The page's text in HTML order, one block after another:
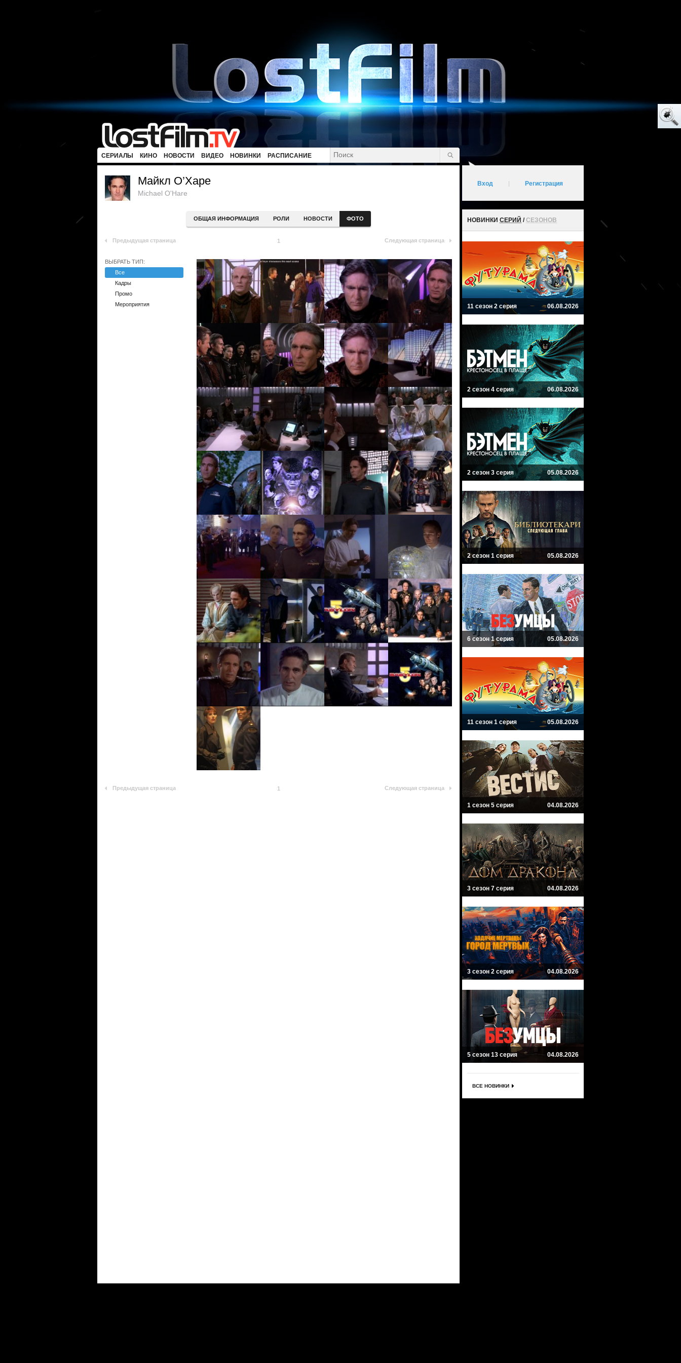
СЕРИАЛЫ КИНО НОВОСТИ ВИДЕО НОВИНКИ РАСПИСАНИЕ
Майкл О’Харе
Michael O'Hare
ОБЩАЯ ИНФОРМАЦИЯ РОЛИ НОВОСТИ ФОТО
Предыдущая страница 1 Следующая страница
ВЫБРАТЬ ТИП:
Все
Кадры
Промо
Мероприятия
Предыдущая страница 1 Следующая страница
Вход Регистрация
НОВИНКИ СЕРИЙ /СЕЗОНОВ
11 сезон 2 серия 06.08.2026
2 сезон 4 серия 06.08.2026
2 сезон 3 серия 05.08.2026
2 сезон 1 серия 05.08.2026
6 сезон 1 серия 05.08.2026
11 сезон 1 серия 05.08.2026
1 сезон 5 серия 04.08.2026
3 сезон 7 серия 04.08.2026
3 сезон 2 серия 04.08.2026
5 сезон 13 серия 04.08.2026
ВСЕ НОВИНКИ